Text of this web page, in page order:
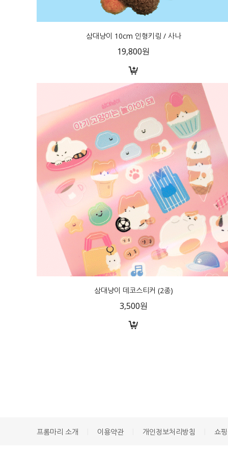
삼대냥이 10cm 인형키링 / 사나
19,800원
삼대냥이 데코스티커 (2종)
3,500원
프롬마리 소개 이용약관 개인정보처리방침 쇼